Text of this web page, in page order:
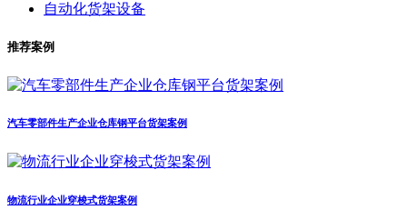
自动化货架设备
推荐案例
汽车零部件生产企业仓库钢平台货架案例
物流行业企业穿梭式货架案例